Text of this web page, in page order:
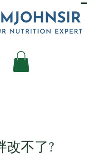
改不了?